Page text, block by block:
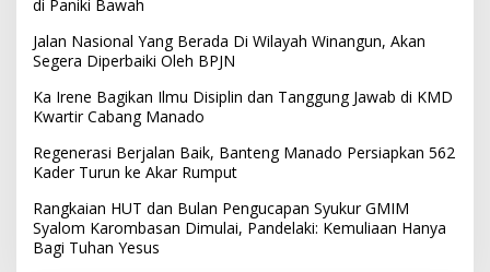
di Paniki Bawah
Jalan Nasional Yang Berada Di Wilayah Winangun, Akan
Segera Diperbaiki Oleh BPJN
Ka Irene Bagikan Ilmu Disiplin dan Tanggung Jawab di KMD
Kwartir Cabang Manado
Regenerasi Berjalan Baik, Banteng Manado Persiapkan 562
Kader Turun ke Akar Rumput
Rangkaian HUT dan Bulan Pengucapan Syukur GMIM
Syalom Karombasan Dimulai, Pandelaki: Kemuliaan Hanya
Bagi Tuhan Yesus